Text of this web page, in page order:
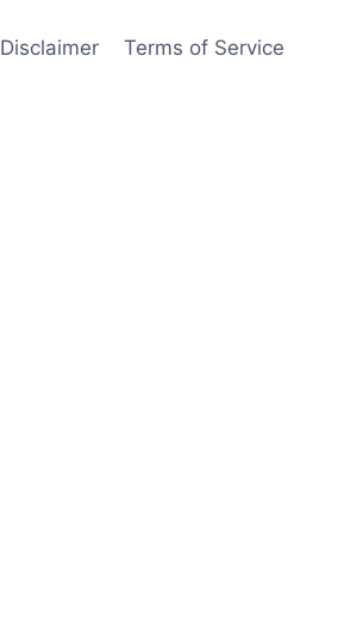
Disclaimer Terms of Service